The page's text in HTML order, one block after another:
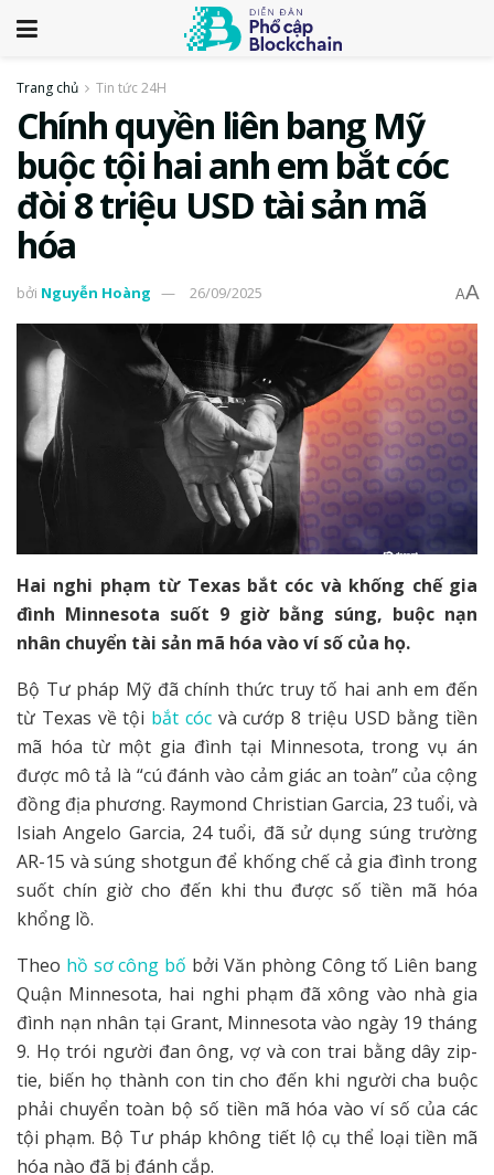
Trang chủ Tin tức 24H
Chính quyền liên bang Mỹ
buộc tội hai anh em bắt cóc
đòi 8 triệu USD tài sản mã
hóa
bởi Nguyễn Hoàng 26/09/2025 AA
Hai nghi phạm từ Texas bắt cóc và khống chế gia
đình Minnesota suốt 9 giờ bằng súng, buộc nạn
nhân chuyển tài sản mã hóa vào ví số của họ.
Bộ Tư pháp Mỹ đã chính thức truy tố hai anh em đến
từ Texas về tội bắt cócvà cướp 8 triệu USD bằng tiền
mã hóa từ một gia đình tại Minnesota, trong vụ án
được mô tả là “cú đánh vào cảm giác an toàn” của cộng
đồng địa phương. Raymond Christian Garcia, 23 tuổi, và
Isiah Angelo Garcia, 24 tuổi, đã sử dụng súng trường
AR-15 và súng shotgun để khống chế cả gia đình trong
suốt chín giờ cho đến khi thu được số tiền mã hóa
khổng lồ.
Theo hồ sơ công bố bởi Văn phòng Công tố Liên bang
Quận Minnesota, hai nghi phạm đã xông vào nhà gia
đình nạn nhân tại Grant, Minnesota vào ngày 19 tháng
9. Họ trói người đan ông, vợ và con trai bằng dây zip-
tie, biến họ thành con tin cho đến khi người cha buộc
phải chuyển toàn bộ số tiền mã hóa vào ví số của các
tội phạm. Bộ Tư pháp không tiết lộ cụ thể loại tiền mã
hóa nào đã bị đánh cắp.